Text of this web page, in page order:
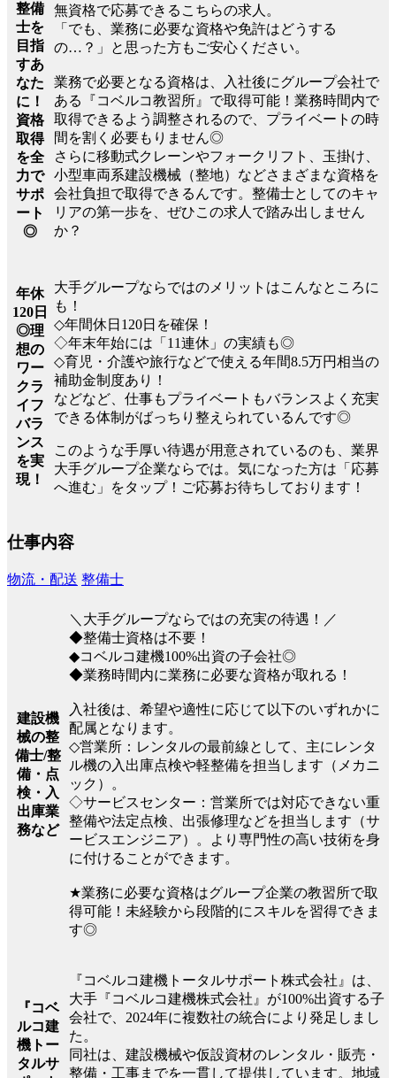
整備
士を
目指
すあ
なた
に！
資格
取得
を全
力で
サポ
ート
◎
無資格で応募できるこちらの求人。
「でも、業務に必要な資格や免許はどうする
の…？」と思った方もご安心ください。
業務で必要となる資格は、入社後にグループ会社で
ある『コベルコ教習所』で取得可能！業務時間内で
取得できるよう調整されるので、プライベートの時
間を割く必要もりません◎
さらに移動式クレーンやフォークリフト、玉掛け、
小型車両系建設機械（整地）などさまざまな資格を
会社負担で取得できるんです。整備士としてのキャ
リアの第一歩を、ぜひこの求人で踏み出しません
か？
年休
120日
◎理
想の
ワー
クラ
イフ
バラ
ンス
を実
現！
大手グループならではのメリットはこんなところに
も！
◇年間休日120日を確保！
◇年末年始には「11連休」の実績も◎
◇育児・介護や旅行などで使える年間8.5万円相当の
補助金制度あり！
などなど、仕事もプライベートもバランスよく充実
できる体制がばっちり整えられているんです◎
このような手厚い待遇が用意されているのも、業界
大手グループ企業ならでは。気になった方は「応募
へ進む」をタップ！ご応募お待ちしております！
仕事内容
物流・配送 整備士
建設機
械の整
備士/整
備・点
検・入
出庫業
務など
＼大手グループならではの充実の待遇！／
◆整備士資格は不要！
◆コベルコ建機100%出資の子会社◎
◆業務時間内に業務に必要な資格が取れる！
入社後は、希望や適性に応じて以下のいずれかに
配属となります。
◇営業所：レンタルの最前線として、主にレンタ
ル機の入出庫点検や軽整備を担当します（メカニ
ック）。
◇サービスセンター：営業所では対応できない重
整備や法定点検、出張修理などを担当します（サ
ービスエンジニア）。より専門性の高い技術を身
に付けることができます。
★業務に必要な資格はグループ企業の教習所で取
得可能！未経験から段階的にスキルを習得できま
す◎
『コベ
ルコ建
機トー
タルサ
『コベルコ建機トータルサポート株式会社』は、
大手『コベルコ建機株式会社』が100%出資する子
会社で、2024年に複数社の統合により発足しまし
た。
同社は、建設機械や仮設資材のレンタル・販売・
整備・工事までを一貫して提供しています。地域